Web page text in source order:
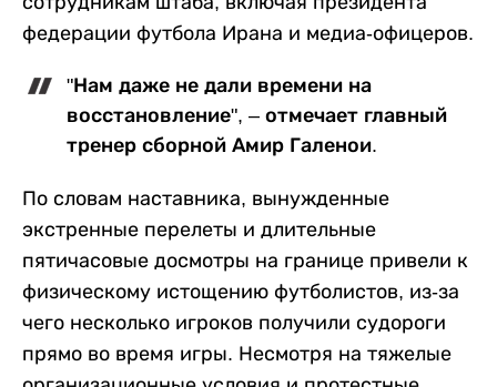
федерации футбола Ирана и медиа-офицеров.
"Нам даже не дали времени на
восстановление", – отмечает главный
тренер сборной Амир Галенои.
По словам наставника, вынужденные
экстренные перелеты и длительные
пятичасовые досмотры на границе привели к
физическому истощению футболистов, из-за
чего несколько игроков получили судороги
прямо во время игры. Несмотря на тяжелые